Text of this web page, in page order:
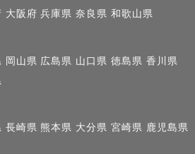
がら撮影しております。写真に
！撮影許可が降りれば飛んでい
◎（初回連絡をメール/LINEにて
てしまうことがあるようですの
大阪府 兵庫県 奈良県 和歌山県
岡山県 広島県 山口県 徳島県 香川県
長崎県 熊本県 大分県 宮崎県 鹿児島県